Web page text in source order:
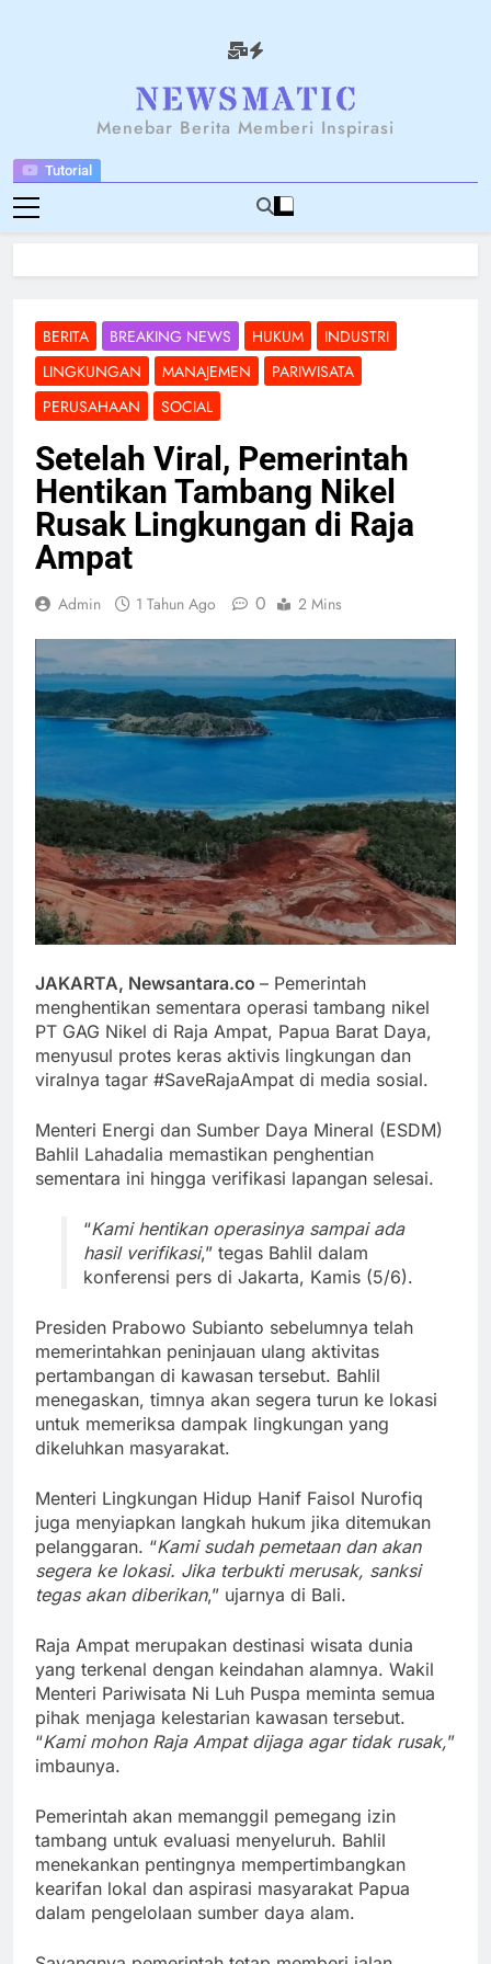
Tutorial
NEWSANTARA
Menebar Berita Memberi Inspirasi
BERITA BREAKING NEWS HUKUM
INDUSTRI
LINGKUNGAN
MANAJEMEN
PARIWISATA
PERUSAHAAN
SOCIAL
Setelah Viral, Pemerintah
Hentikan Tambang Nikel
Rusak Lingkungan di Raja
Ampat
Admin 1 Tahun Ago 0 2 Mins
JAKARTA, Newsantara.co – Pemerintah
menghentikan sementara operasi tambang nikel
PT GAG Nikel di Raja Ampat, Papua Barat Daya,
menyusul protes keras aktivis lingkungan dan
viralnya tagar #SaveRajaAmpat di media sosial.
Menteri Energi dan Sumber Daya Mineral (ESDM)
Bahlil Lahadalia memastikan penghentian
sementara ini hingga verifikasi lapangan selesai.
“Kami hentikan operasinya sampai ada
hasil verifikasi,” tegas Bahlil dalam
konferensi pers di Jakarta, Kamis (5/6).
Presiden Prabowo Subianto sebelumnya telah
memerintahkan peninjauan ulang aktivitas
pertambangan di kawasan tersebut. Bahlil
menegaskan, timnya akan segera turun ke lokasi
untuk memeriksa dampak lingkungan yang
dikeluhkan masyarakat.
Menteri Lingkungan Hidup Hanif Faisol Nurofiq
juga menyiapkan langkah hukum jika ditemukan
pelanggaran. “Kami sudah pemetaan dan akan
segera ke lokasi. Jika terbukti merusak, sanksi
tegas akan diberikan,” ujarnya di Bali.
Raja Ampat merupakan destinasi wisata dunia
yang terkenal dengan keindahan alamnya. Wakil
Menteri Pariwisata Ni Luh Puspa meminta semua
pihak menjaga kelestarian kawasan tersebut.
“Kami mohon Raja Ampat dijaga agar tidak rusak,”
imbaunya.
Pemerintah akan memanggil pemegang izin
tambang untuk evaluasi menyeluruh. Bahlil
menekankan pentingnya mempertimbangkan
kearifan lokal dan aspirasi masyarakat Papua
dalam pengelolaan sumber daya alam.